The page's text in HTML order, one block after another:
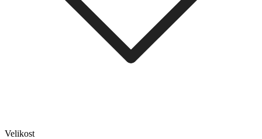
Velikost